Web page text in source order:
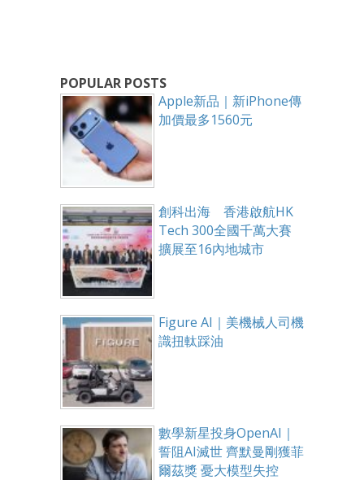
POPULAR POSTS
Apple新品｜新iPhone傳
加價最多1560元
創科出海 香港啟航HK
Tech 300全國千萬大賽
擴展至16內地城市
Figure AI｜美機械人司機
識扭軚踩油
數學新星投身OpenAI｜
誓阻AI滅世 齊默曼剛獲菲
爾茲獎 憂大模型失控